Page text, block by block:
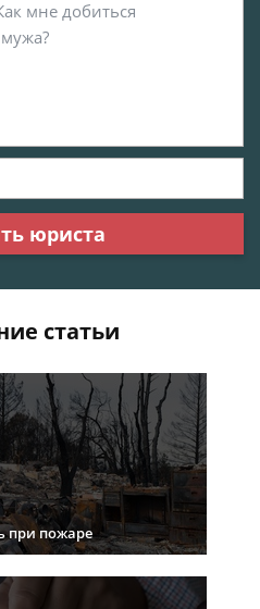
юриста
статьи
при пожаре